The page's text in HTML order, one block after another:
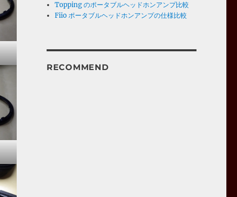
Topping のポータブルヘッドホンアンプ比較
Fiio ポータブルヘッドホンアンプの仕様比較
RECOMMEND